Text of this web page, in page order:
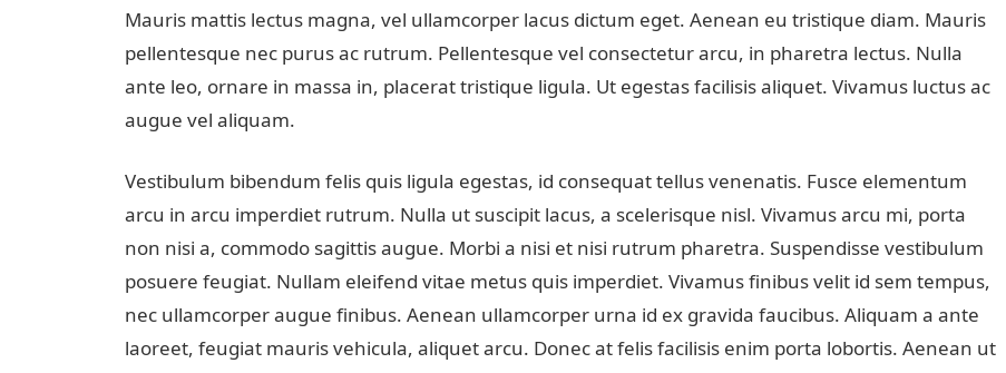
Mauris mattis lectus magna, vel ullamcorper lacus dictum eget. Aenean eu tristique diam. Mauris
pellentesque nec purus ac rutrum. Pellentesque vel consectetur arcu, in pharetra lectus. Nulla
ante leo, ornare in massa in, placerat tristique ligula. Ut egestas facilisis aliquet. Vivamus luctus ac
augue vel aliquam.
Vestibulum bibendum felis quis ligula egestas, id consequat tellus venenatis. Fusce elementum
arcu in arcu imperdiet rutrum. Nulla ut suscipit lacus, a scelerisque nisl. Vivamus arcu mi, porta
non nisi a, commodo sagittis augue. Morbi a nisi et nisi rutrum pharetra. Suspendisse vestibulum
posuere feugiat. Nullam eleifend vitae metus quis imperdiet. Vivamus finibus velit id sem tempus,
nec ullamcorper augue finibus. Aenean ullamcorper urna id ex gravida faucibus. Aliquam a ante
laoreet, feugiat mauris vehicula, aliquet arcu. Donec at felis facilisis enim porta lobortis. Aenean ut